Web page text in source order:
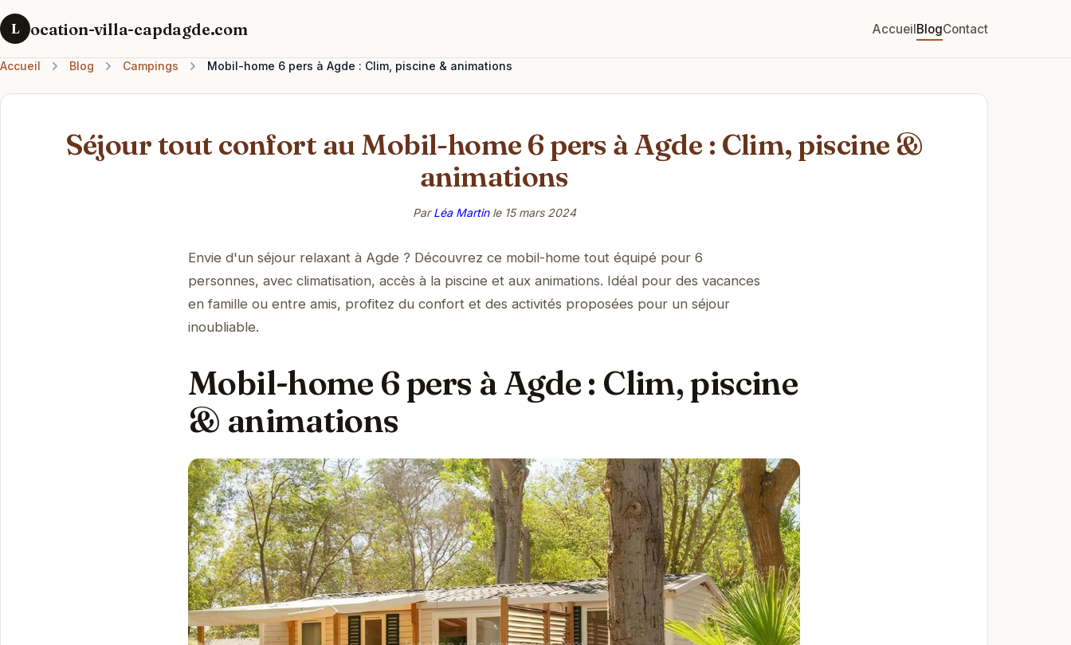
L ocation-villa-capdagde.com AccueilBlogContact
Accueil Blog Campings Mobil-home 6 pers à Agde : Clim, piscine & animations
Séjour tout confort au Mobil-home 6 pers à Agde : Clim, piscine &
animations
ParLéa Martinle 15 mars 2024
Envie d'un séjour relaxant à Agde ? Découvrez ce mobil-home tout équipé pour 6
personnes, avec climatisation, accès à la piscine et aux animations. Idéal pour des vacances
en famille ou entre amis, profitez du confort et des activités proposées pour un séjour
inoubliable.
Mobil-home 6 pers à Agde : Clim, piscine
& animations